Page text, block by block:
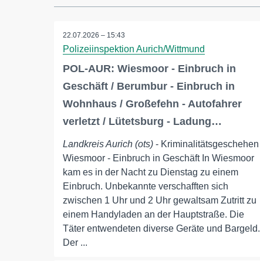
22.07.2026 – 15:43
Polizeiinspektion Aurich/Wittmund
POL-AUR: Wiesmoor - Einbruch in
Geschäft / Berumbur - Einbruch in
Wohnhaus / Großefehn - Autofahrer
verletzt / Lütetsburg - Ladung…
Landkreis Aurich (ots) - Kriminalitätsgeschehen
Wiesmoor - Einbruch in Geschäft In Wiesmoor
kam es in der Nacht zu Dienstag zu einem
Einbruch. Unbekannte verschafften sich
zwischen 1 Uhr und 2 Uhr gewaltsam Zutritt zu
einem Handyladen an der Hauptstraße. Die
Täter entwendeten diverse Geräte und Bargeld.
Der ...